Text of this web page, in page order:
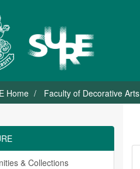
Home Faculty of Decorative Arts
& Collections